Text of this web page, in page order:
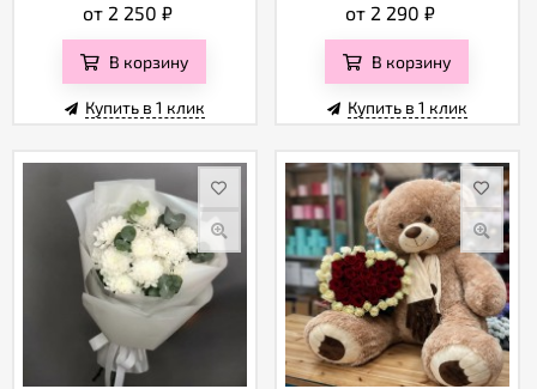
от 2 250 ₽
В корзину
Купить в 1 клик
от 2 290 ₽
В корзину
Купить в 1 клик